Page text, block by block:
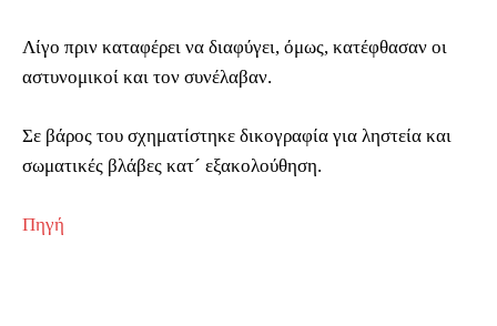
Λίγο πριν καταφέρει να διαφύγει, όμως, κατέφθασαν οι
αστυνομικοί και τον συνέλαβαν.
Σε βάρος του σχηματίστηκε δικογραφία για ληστεία και
σωματικές βλάβες κατ´ εξακολούθηση.
Πηγή